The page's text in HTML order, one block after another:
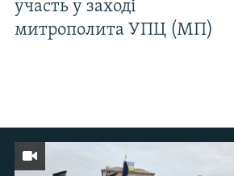
участь у заході
митрополита УПЦ (МП)